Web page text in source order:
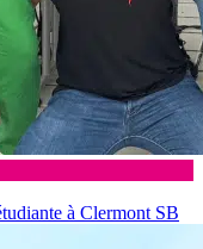
à Clermont SB